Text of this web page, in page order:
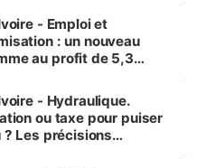
- Emploi et
: un nouveau
au profit de 5,3
- Hydraulique.
ou taxe pour puiser
? Les précisions